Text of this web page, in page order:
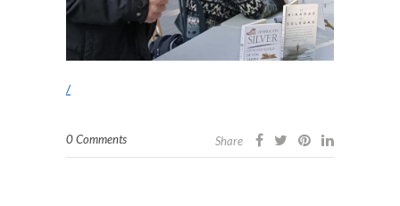
/
0 Comments Share